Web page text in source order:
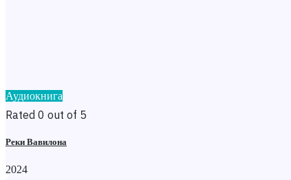
Аудиокнига
Rated 0 out of 5
Реки Вавилона
2024